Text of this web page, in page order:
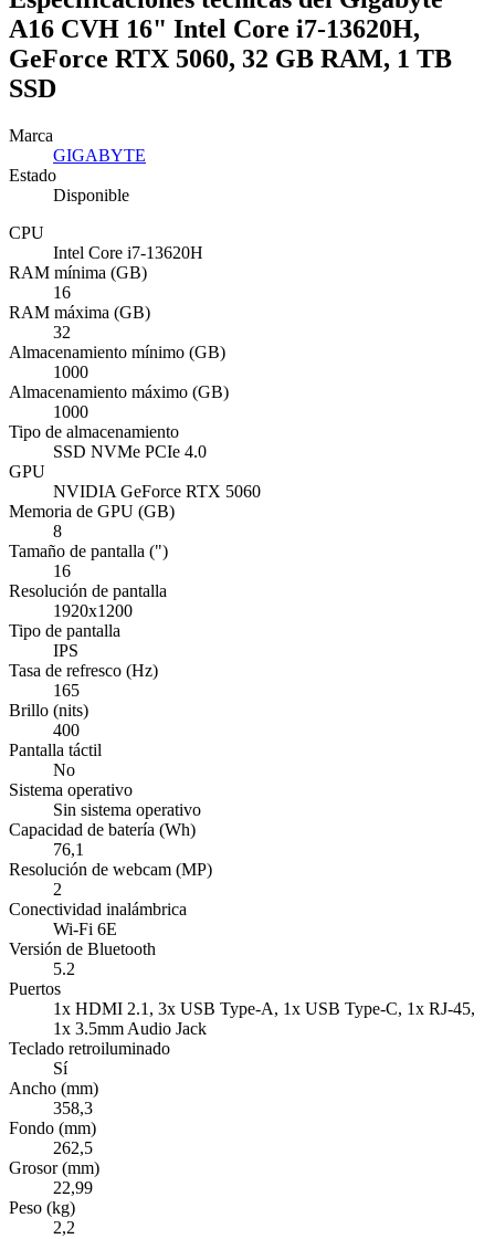
A16 CVH 16" Intel Core i7-13620H,
GeForce RTX 5060, 32 GB RAM, 1 TB
SSD
Marca
GIGABYTE
Estado
Disponible
CPU
Intel Core i7-13620H
RAM mínima (GB)
16
RAM máxima (GB)
32
Almacenamiento mínimo (GB)
1000
Almacenamiento máximo (GB)
1000
Tipo de almacenamiento
SSD NVMe PCIe 4.0
GPU
NVIDIA GeForce RTX 5060
Memoria de GPU (GB)
8
Tamaño de pantalla (")
16
Resolución de pantalla
1920x1200
Tipo de pantalla
IPS
Tasa de refresco (Hz)
165
Brillo (nits)
400
Pantalla táctil
No
Sistema operativo
Sin sistema operativo
Capacidad de batería (Wh)
76,1
Resolución de webcam (MP)
2
Conectividad inalámbrica
Wi-Fi 6E
Versión de Bluetooth
5.2
Puertos
1x HDMI 2.1, 3x USB Type-A, 1x USB Type-C, 1x RJ-45,
1x 3.5mm Audio Jack
Teclado retroiluminado
Sí
Ancho (mm)
358,3
Fondo (mm)
262,5
Grosor (mm)
22,99
Peso (kg)
2,2